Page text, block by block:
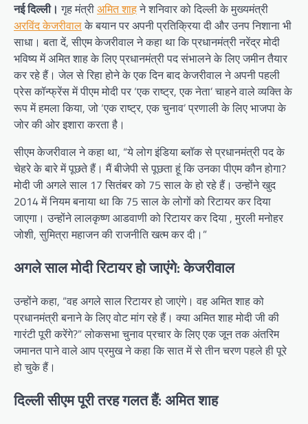
नई दिल्ली। गृह मंत्रीअमित शाहने शनिवार को दिल्ली के मुख्यमंत्री
अरविंद केजरीवालके बयान पर अपनी प्रतिक्रिया दी और उनप निशाना भी
साधा। बता दें, सीएम केजरीवाल ने कहा था कि प्रधानमंत्री नरेंद्र मोदी
भविष्य में अमित शाह के लिए प्रधानमंत्री पद संभालने के लिए जमीन तैयार
कर रहे हैं। जेल से रिहा होने के एक दिन बाद केजरीवाल ने अपनी पहली
प्रेस कॉन्फ्रेंस में पीएम मोदी पर ‘एक राष्ट्र, एक नेता’ चाहने वाले व्यक्ति के
रूप में हमला किया, जो ‘एक राष्ट्र, एक चुनाव’ प्रणाली के लिए भाजपा के
जोर की ओर इशारा करता है।
सीएम केजरीवाल ने कहा था, “ये लोग इंडिया ब्लॉक से प्रधानमंत्री पद के
चेहरे के बारे में पूछते हैं। मैं बीजेपी से पूछता हूं कि उनका पीएम कौन होगा?
मोदी जी अगले साल 17 सितंबर को 75 साल के हो रहे हैं। उन्होंने खुद
2014 में नियम बनाया था कि 75 साल के लोगों को रिटायर कर दिया
जाएगा। उन्होंने लालकृष्ण आडवाणी को रिटायर कर दिया , मुरली मनोहर
जोशी, सुमित्रा महाजन की राजनीति खत्म कर दी।”
अगले साल मोदी रिटायर हो जाएंगे: केजरीवाल
उन्होंने कहा, “वह अगले साल रिटायर हो जाएंगे। वह अमित शाह को
प्रधानमंत्री बनाने के लिए वोट मांग रहे हैं। क्या अमित शाह मोदी जी की
गारंटी पूरी करेंगे?” लोकसभा चुनाव प्रचार के लिए एक जून तक अंतरिम
जमानत पाने वाले आप प्रमुख ने कहा कि सात में से तीन चरण पहले ही पूरे
हो चुके हैं।
दिल्ली सीएम पूरी तरह गलत हैं: अमित शाह